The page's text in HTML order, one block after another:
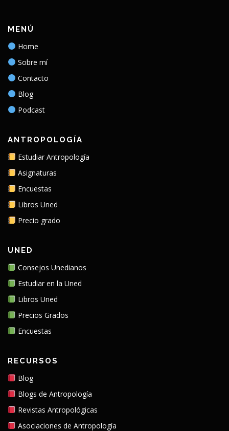
MENÚ
Home
Sobre mí
Contacto
Blog
Podcast
ANTROPOLOGÍA
Estudiar Antropología
Asignaturas
Encuestas
Libros Uned
Precio grado
UNED
Consejos Unedianos
Estudiar en la Uned
Libros Uned
Precios Grados
Encuestas
RECURSOS
Blog
Blogs de Antropología
Revistas Antropológicas
Asociaciones de Antropología